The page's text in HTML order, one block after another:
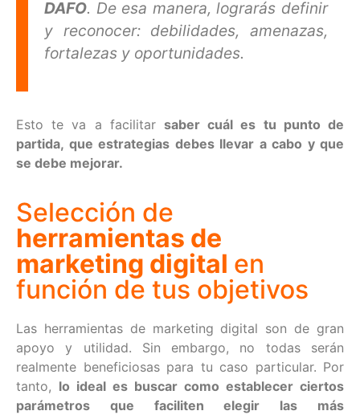
DAFO. De esa manera, lograrás definir
y reconocer: debilidades, amenazas,
fortalezas y oportunidades.
Esto te va a facilitar saber cuál es tu punto de
partida, que estrategias debes llevar a cabo y que
se debe mejorar.
Selección de
herramientas de
marketing digital en
función de tus objetivos
Las herramientas de marketing digital son de gran
apoyo y utilidad. Sin embargo, no todas serán
realmente beneficiosas para tu caso particular. Por
tanto, lo ideal es buscar como establecer ciertos
parámetros que faciliten elegir las más